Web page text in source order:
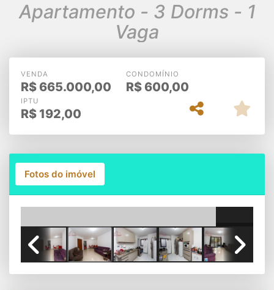
Apartamento - 3 Dorms - 1
Vaga
VENDA
R$ 665.000,00
CONDOMÍNIO
R$ 600,00
IPTU
R$ 192,00
Fotos do imóvel
Previous Next